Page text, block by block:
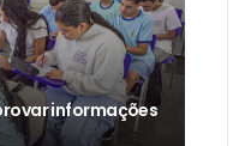
informações